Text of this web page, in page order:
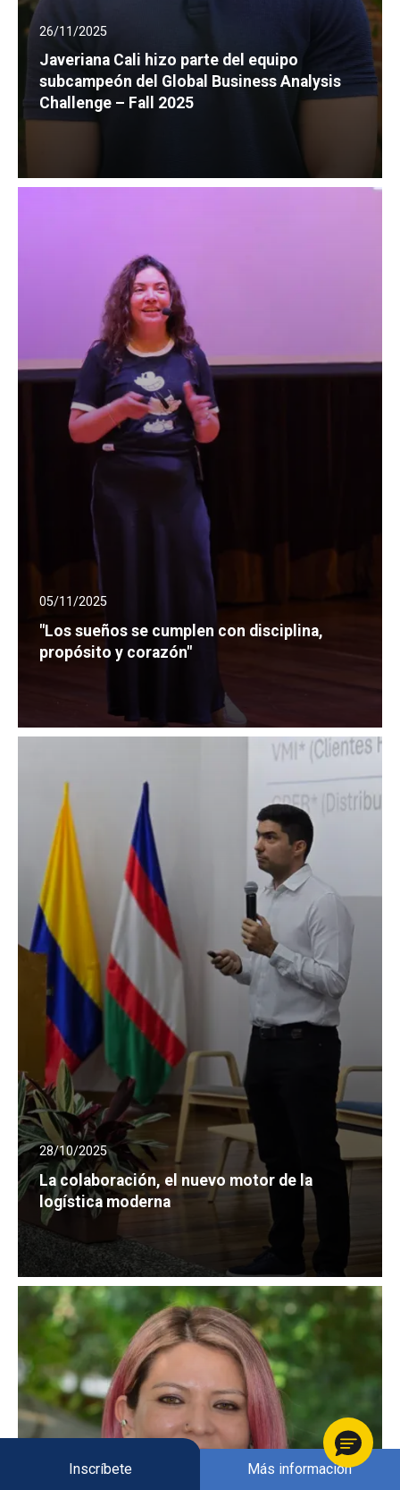
Inscríbete Más información
26/11/2025
Javeriana Cali hizo parte del equipo
subcampeón del Global Business Analysis
Challenge – Fall 2025
05/11/2025
"Los sueños se cumplen con disciplina,
propósito y corazón"
28/10/2025
La colaboración, el nuevo motor de la
logística moderna